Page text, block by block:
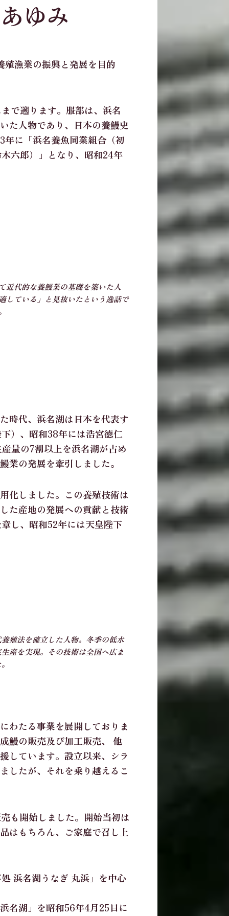
あゆみ
漁業の振興と発展を目的
で遡ります。服部は、浜名
た人物であり、日本の養鰻史
に「浜名養魚同業組合（初
六郎）」となり、昭和24年
近代的な養鰻業の基礎を築いた人
している」と見抜いたという逸話で
時代、浜名湖は日本を代表す
）、昭和38年には浩宮徳仁
量の7割以上を浜名湖が占め
業の発展を牽引しました。
化しました。この養殖技術は
た産地の発展への貢献と技術
し、昭和52年には天皇陛下
殖法を確立した人物。冬季の低水
産を実現。その技術は全国へ広ま
たる事業を展開しておりま
鰻の販売及び加工販売、 他
しています。設立以来、シラ
したが、それを乗り越えるこ
も開始しました。開始当初は
はもちろん、ご家庭で召し上
浜名湖うなぎ 丸浜」を中心
名湖」を昭和56年4月25日に